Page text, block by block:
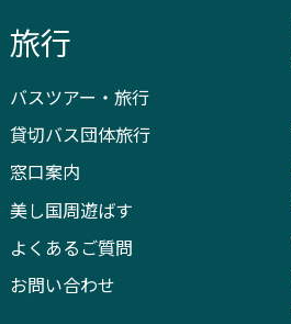
旅行
バスツアー・旅行
貸切バス団体旅行
窓口案内
美し国周遊ばす
よくあるご質問
お問い合わせ